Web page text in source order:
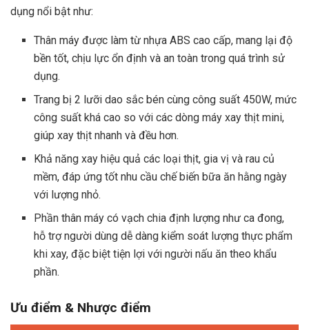
dụng nổi bật như:
Thân máy được làm từ nhựa ABS cao cấp, mang lại độ
bền tốt, chịu lực ổn định và an toàn trong quá trình sử
dụng.
Trang bị 2 lưỡi dao sắc bén cùng công suất 450W, mức
công suất khá cao so với các dòng máy xay thịt mini,
giúp xay thịt nhanh và đều hơn.
Khả năng xay hiệu quả các loại thịt, gia vị và rau củ
mềm, đáp ứng tốt nhu cầu chế biến bữa ăn hằng ngày
với lượng nhỏ.
Phần thân máy có vạch chia định lượng như ca đong,
hỗ trợ người dùng dễ dàng kiểm soát lượng thực phẩm
khi xay, đặc biệt tiện lợi với người nấu ăn theo khẩu
phần.
Ưu điểm & Nhược điểm